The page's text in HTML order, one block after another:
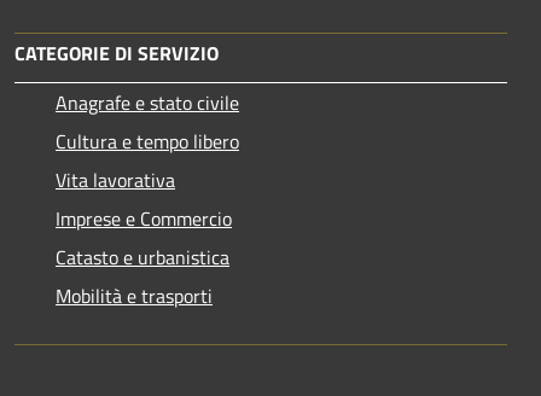
CATEGORIE DI SERVIZIO
Anagrafe e stato civile
Cultura e tempo libero
Vita lavorativa
Imprese e Commercio
Catasto e urbanistica
Mobilità e trasporti